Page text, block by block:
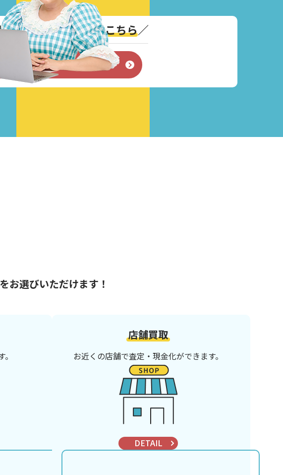
らのお問い合わせはこちら／
お問い合わせフォーム
お選びいただけます！
店舗買取
お近くの店舗で査定・現金化ができます。
DETAIL